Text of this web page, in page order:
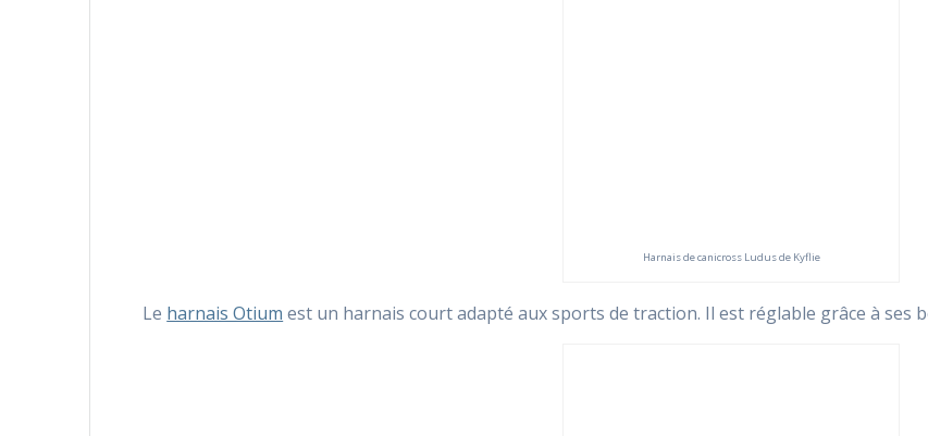
Harnais de canicross Ludus de Kyflie
Le harnais Otium est un harnais court adapté aux sports de traction. Il est réglable grâce à ses